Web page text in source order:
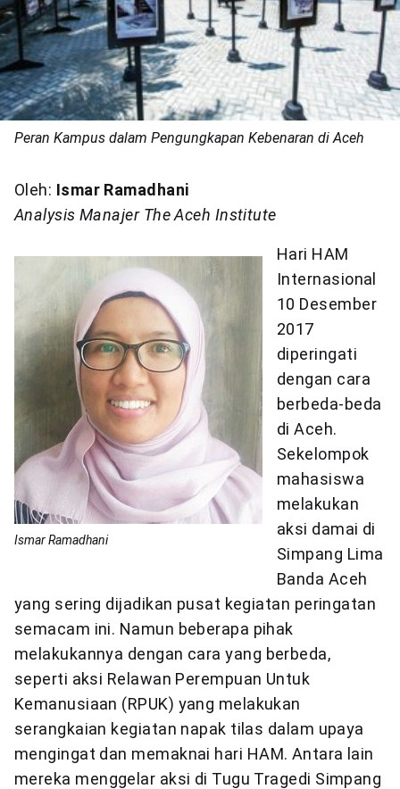
Peran Kampus dalam Pengungkapan Kebenaran di Aceh
Oleh: Ismar Ramadhani
Analysis Manajer The Aceh Institute
Ismar Ramadhani
Hari HAM
Internasional
10 Desember
2017
diperingati
dengan cara
berbeda-beda
di Aceh.
Sekelompok
mahasiswa
melakukan
aksi damai di
Simpang Lima
Banda Aceh
yang sering dijadikan pusat kegiatan peringatan
semacam ini. Namun beberapa pihak
melakukannya dengan cara yang berbeda,
seperti aksi Relawan Perempuan Untuk
Kemanusiaan (RPUK) yang melakukan
serangkaian kegiatan napak tilas dalam upaya
mengingat dan memaknai hari HAM. Antara lain
mereka menggelar aksi di Tugu Tragedi Simpang